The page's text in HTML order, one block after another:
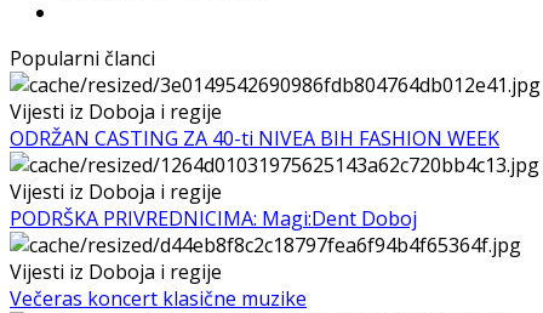
Popularni članci
Vijesti iz Doboja i regije
ODRŽAN CASTING ZA 40-ti NIVEA BIH FASHION WEEK
Vijesti iz Doboja i regije
PODRŠKA PRIVREDNICIMA: Magi:Dent Doboj
Vijesti iz Doboja i regije
Večeras koncert klasične muzike